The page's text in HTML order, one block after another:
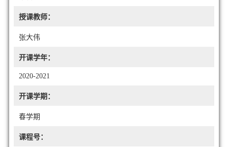
授课教师：
张大伟
开课学年：
2020-2021
开课学期：
春学期
课程号：